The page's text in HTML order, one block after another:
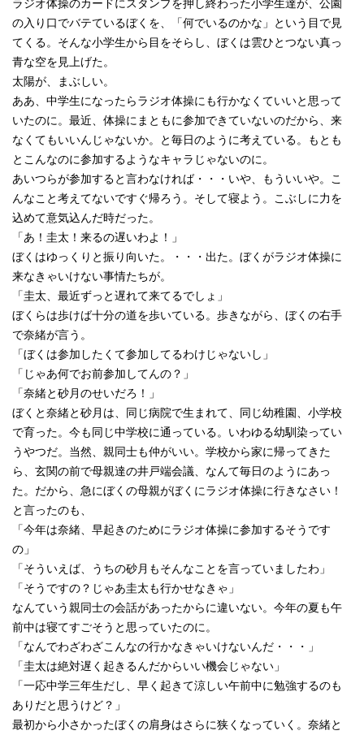
ラジオ体操のカードにスタンプを押し終わった小学生達が、公園
の入り口でバテているぼくを、「何でいるのかな」という目で見
てくる。そんな小学生から目をそらし、ぼくは雲ひとつない真っ
青な空を見上げた。
太陽が、まぶしい。
ああ、中学生になったらラジオ体操にも行かなくていいと思って
いたのに。最近、体操にまともに参加できていないのだから、来
なくてもいいんじゃないか。と毎日のように考えている。もとも
とこんなのに参加するようなキャラじゃないのに。
あいつらが参加すると言わなければ・・・いや、もういいや。こ
んなこと考えてないですぐ帰ろう。そして寝よう。こぶしに力を
込めて意気込んだ時だった。
「あ！圭太！来るの遅いわよ！」
ぼくはゆっくりと振り向いた。・・・出た。ぼくがラジオ体操に
来なきゃいけない事情たちが。
「圭太、最近ずっと遅れて来てるでしょ」
ぼくらは歩けば十分の道を歩いている。歩きながら、ぼくの右手
で奈緒が言う。
「ぼくは参加したくて参加してるわけじゃないし」
「じゃあ何でお前参加してんの？」
「奈緒と砂月のせいだろ！」
ぼくと奈緒と砂月は、同じ病院で生まれて、同じ幼稚園、小学校
で育った。今も同じ中学校に通っている。いわゆる幼馴染ってい
うやつだ。当然、親同士も仲がいい。学校から家に帰ってきた
ら、玄関の前で母親達の井戸端会議、なんて毎日のようにあっ
た。だから、急にぼくの母親がぼくにラジオ体操に行きなさい！
と言ったのも、
「今年は奈緒、早起きのためにラジオ体操に参加するそうです
の」
「そういえば、うちの砂月もそんなことを言っていましたわ」
「そうですの？じゃあ圭太も行かせなきゃ」
なんていう親同士の会話があったからに違いない。今年の夏も午
前中は寝てすごそうと思っていたのに。
「なんでわざわざこんなの行かなきゃいけないんだ・・・」
「圭太は絶対遅く起きるんだからいい機会じゃない」
「一応中学三年生だし、早く起きて涼しい午前中に勉強するのも
ありだと思うけど？」
最初から小さかったぼくの肩身はさらに狭くなっていく。奈緒と